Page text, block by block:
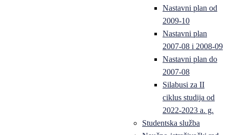
Nastavni plan od
2009-10
Nastavni plan
2007-08 i 2008-09
Nastavni plan do
2007-08
Silabusi za II
ciklus studija od
2022-2023 a. g.
Studentska služba